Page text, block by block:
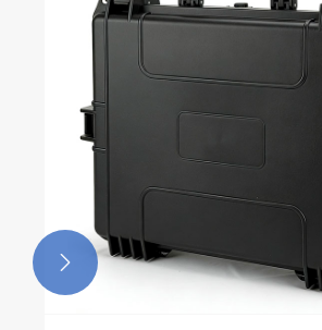
والمرونة
عرض المزيد >>
